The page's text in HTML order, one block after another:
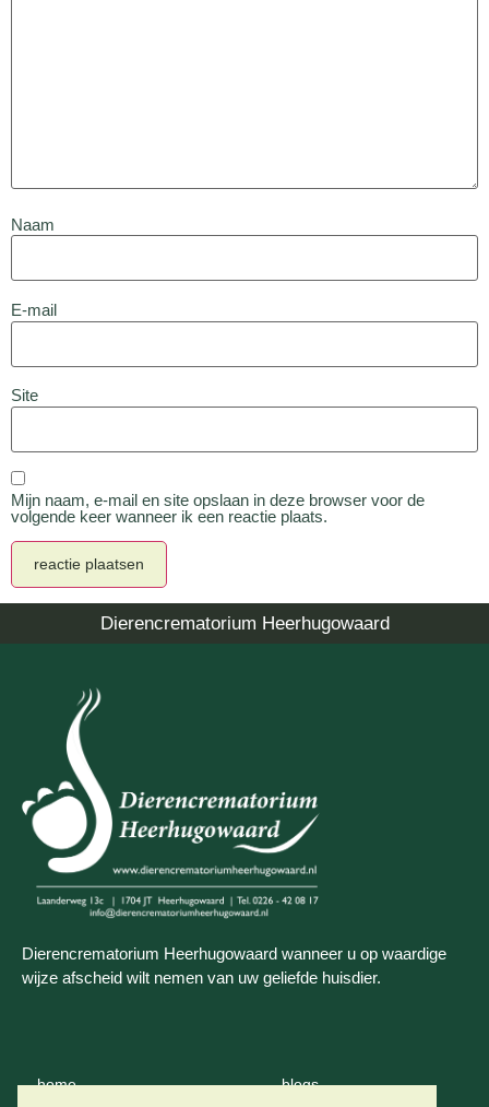
Naam
E-mail
Site
Mijn naam, e-mail en site opslaan in deze browser voor de
volgende keer wanneer ik een reactie plaats.
Dierencrematorium Heerhugowaard
Dierencrematorium Heerhugowaard wanneer u op waardige
wijze afscheid wilt nemen van uw geliefde huisdier.
home blogs